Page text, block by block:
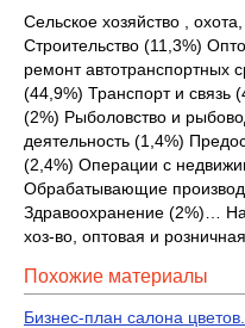
Сельское хозяйство ,
Строительство (11,3%)
ремонт автотранспортных
(44,9%) Транспорт и связь
(2%) Рыболовство и
деятельность (1,4%)
(2,4%) Операции с
Обрабатывающие
Здравоохранение (2%)…
хоз-во, оптовая и
Похожие материалы
Бизнес-план салона